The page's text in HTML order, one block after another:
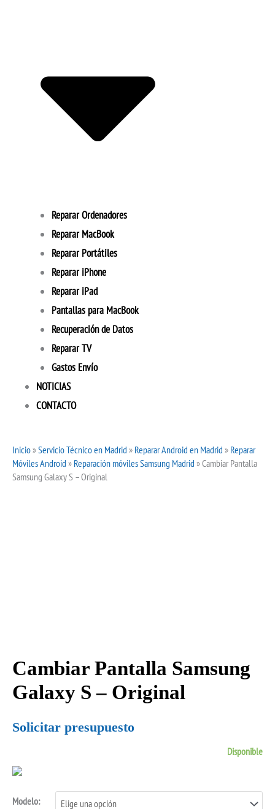
Reparar Ordenadores
Reparar MacBook
Reparar Portátiles
Reparar iPhone
Reparar iPad
Pantallas para MacBook
Recuperación de Datos
Reparar TV
Gastos Envío
NOTICIAS
CONTACTO
Inicio»Servicio Técnico en Madrid»Reparar Android en Madrid»Reparar
Móviles Android»Reparación móviles Samsung Madrid»Cambiar Pantalla
Samsung Galaxy S – Original
Cambiar Pantalla Samsung
Galaxy S – Original
Solicitar presupuesto
Disponible
Modelo:
Cambiar
Pantalla
Samsung
Galaxy
Original
cantidad